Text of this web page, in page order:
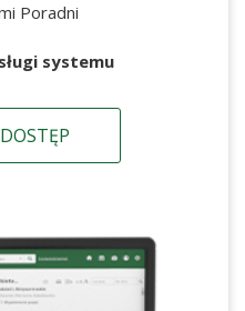
Poradni
systemu